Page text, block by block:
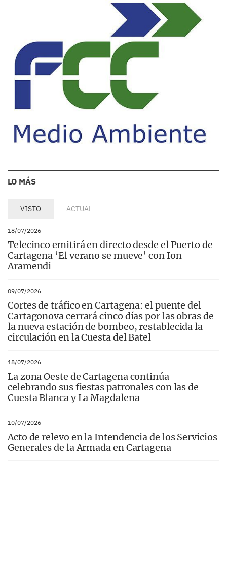
LO MÁS
VISTO ACTUAL
18/07/2026
Telecinco emitirá en directo desde el Puerto de
Cartagena ‘El verano se mueve’ con Ion
Aramendi
09/07/2026
Cortes de tráfico en Cartagena: el puente del
Cartagonova cerrará cinco días por las obras de
la nueva estación de bombeo, restablecida la
circulación en la Cuesta del Batel
18/07/2026
La zona Oeste de Cartagena continúa
celebrando sus fiestas patronales con las de
Cuesta Blanca y La Magdalena
10/07/2026
Acto de relevo en la Intendencia de los Servicios
Generales de la Armada en Cartagena